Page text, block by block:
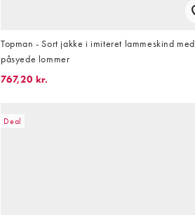
Topman - Sort jakke i imiteret lammeskind med
påsyede lommer
767,20 kr.
Deal